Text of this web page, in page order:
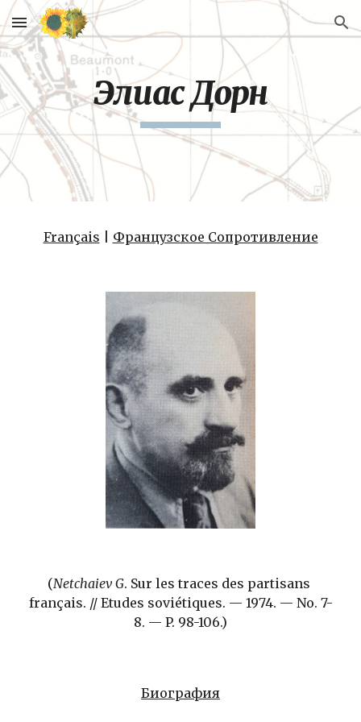
Skip to main content Skip to navigation
Элиас Дорн
Français Французское Сопротивление
(Netchaiev G. Sur les traces des partisans
français. // Etudes soviétiques. — 1974. — No. 7-
8. — P. 98-106.)
Биография